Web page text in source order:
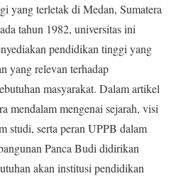
yang terletak di Medan, Sumatera
tahun 1982, universitas ini
pendidikan tinggi yang
yang relevan terhadap
masyarakat. Dalam artikel
mendalam mengenai sejarah, visi
studi, serta peran UPPB dalam
Panca Budi didirikan
akan institusi pendidikan